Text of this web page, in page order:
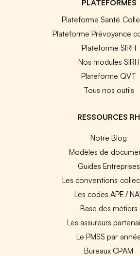
PLATEFORMES
Plateforme Santé
Plateforme Prévoyance
Plateforme SIRH
Nos modules SIRH
Plateforme QVT
Tous nos outils
RESSOURCES RH
Notre Blog
Modèles de
Guides Entreprises
Les conventions
Les codes APE /
Base des métiers
Les assureurs
Le PMSS par
Bureaux CPAM